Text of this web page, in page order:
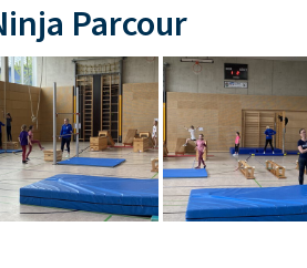
Parcour